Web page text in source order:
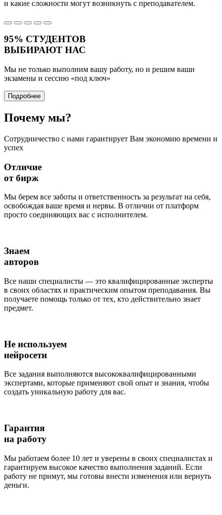
и какие сложности могут возникнуть с преподавателем.
95% СТУДЕНТОВ
ВЫБИРАЮТ НАС
Мы не только выполним вашу работу, но и решим ваши
экзамены и сессию «под ключ»
Подробнее
Почему мы?
Сотрудничество с нами гарантирует Вам экономию времени и
успех
Отличие
от бирж
Мы берем все заботы и ответственность за результат на себя,
освобождая ваше время и нервы. В отличии от платформ
просто соединяющих вас с исполнителем.
Знаем
авторов
Все наши специалисты — это квалифицированные эксперты
в своих областях и практическим опытом преподавания. Вы
получаете помощь только от тех, кто действительно знает
предмет.
Не используем
нейросети
Все задания выполняются высококвалифицированными
экспертами, которые применяют свой опыт и знания, чтобы
создать уникальную работу для вас.
Гарантия
на работу
Мы работаем более 10 лет и уверены в своих специалистах и
гарантируем высокое качество выполнения заданий. Если
работу не примут, мы готовы внести изменения или вернуть
деньги.